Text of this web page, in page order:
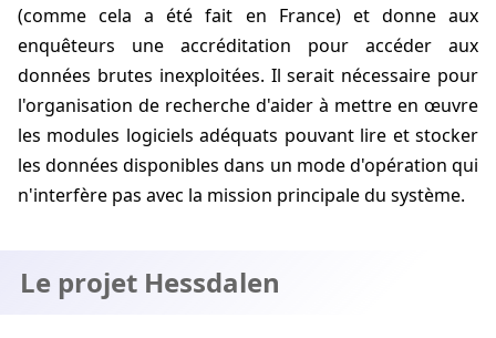
(comme cela a été fait en France) et donne aux
enquêteurs une accréditation pour accéder aux
données brutes inexploitées. Il serait nécessaire pour
l'organisation de recherche d'aider à mettre en œuvre
les modules logiciels adéquats pouvant lire et stocker
les données disponibles dans un mode d'opération qui
n'interfère pas avec la mission principale du système.
Le projet Hessdalen